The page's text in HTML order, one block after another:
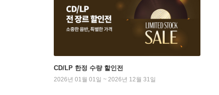
CD/LP 한정 수량 할인전
2026년 01월 01일 ~ 2026년 12월 31일